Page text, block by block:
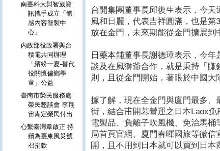
台開集團董事長邱復生表示，今
風和日麗，代表吉祥圓滿，也是
放在金門，未來期能從金門擴展到
日藥本舖董事長謝德璋表示，今
談及在風獅爺合作，就是秉持「
則，且從金門開始，著眼於中國大
據了解，現在全金門與廈門最多
街，結合甫開幕營運之日本Laox
電製品、負離子吹風機、免治馬
局首頁官網、廈門春暉國旅等微
開，且不用到日本就可以買到日
南臺科大與智崴資
訊攜手成立「體
感內容智製中
心」
內政部役政署與台
積電共同辦理
「繽紛一夏-替代
役關懷偏鄉學
童」公益
臺南市榮民服務處
榮民懇談會 李翔
宙肯定榮民付出
心繫臺灣章啟正 持
續為臺東風災號
召捐款